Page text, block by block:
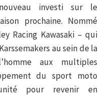
investi sur le
prochaine. Nommé
Racing Kawasaki – qui
au sein de la
aux multiples
du sport moto
pour revenir en